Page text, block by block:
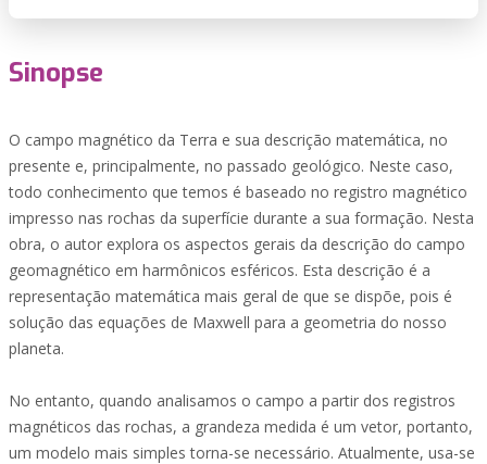
Sinopse
O campo magnético da Terra e sua descrição matemática, no
presente e, principalmente, no passado geológico. Neste caso,
todo conhecimento que temos é baseado no registro magnético
impresso nas rochas da superfície durante a sua formação. Nesta
obra, o autor explora os aspectos gerais da descrição do campo
geomagnético em harmônicos esféricos. Esta descrição é a
representação matemática mais geral de que se dispõe, pois é
solução das equações de Maxwell para a geometria do nosso
planeta.
No entanto, quando analisamos o campo a partir dos registros
magnéticos das rochas, a grandeza medida é um vetor, portanto,
um modelo mais simples torna-se necessário. Atualmente, usa-se